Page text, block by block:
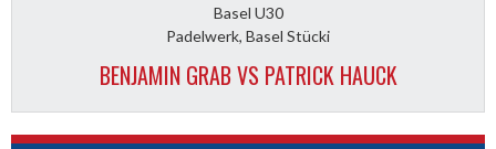
Basel U30
Padelwerk, Basel Stücki
BENJAMIN GRAB VS PATRICK HAUCK